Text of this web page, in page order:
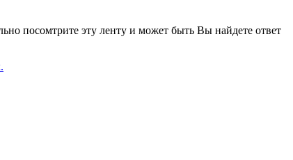
посомтрите эту ленту и может быть Вы найдете ответ